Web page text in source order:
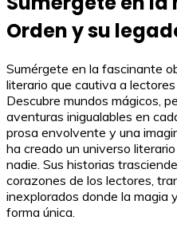
Orden y su
Sumérgete en la fascinante
literario que cautiva a
Descubre mundos mágicos,
aventuras inigualables en
prosa envolvente y una
ha creado un universo
nadie. Sus historias
corazones de los lectores,
inexplorados donde la magia
forma única.